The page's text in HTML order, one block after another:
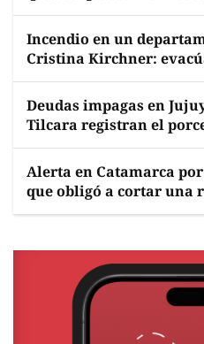
Incendio en un
Cristina Kirchner:
Deudas impagas en
Tilcara registran el
Alerta en Catamarca
que obligó a cortar una